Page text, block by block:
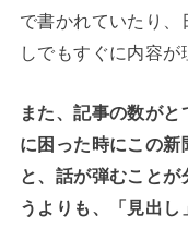
で書かれていたり
しでもすぐに内容が
また、記事の数が
に困った時にこの
と、話が弾むこと
うよりも、「見出